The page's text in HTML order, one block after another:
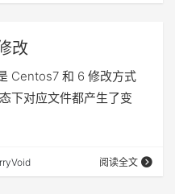
改
Centos7 和 6 修改方式
下对应文件都产生了变
阅读全文